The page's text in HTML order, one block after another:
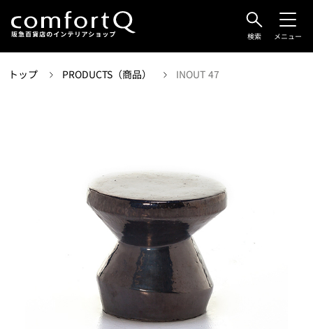
検索 メニュー
トップ PRODUCTS（商品） INOUT 47